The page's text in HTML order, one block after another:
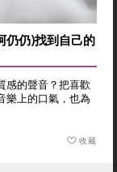
仍仍)找到自己的
感的聲音？把喜歡
樂上的口氣，也為
收藏